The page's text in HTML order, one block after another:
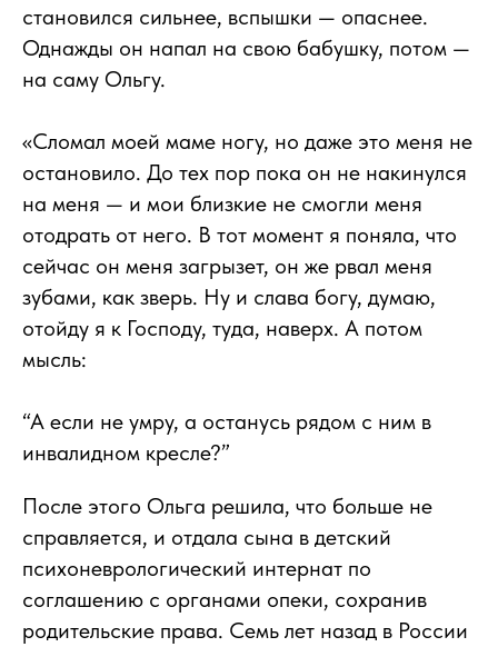
становился сильнее, вспышки — опаснее.
Однажды он напал на свою бабушку, потом —
на саму Ольгу.
«Сломал моей маме ногу, но даже это меня не
остановило. До тех пор пока он не накинулся
на меня — и мои близкие не смогли меня
отодрать от него. В тот момент я поняла, что
сейчас он меня загрызет, он же рвал меня
зубами, как зверь. Ну и слава богу, думаю,
отойду я к Господу, туда, наверх. А потом
мысль:
“А если не умру, а останусь рядом с ним в
инвалидном кресле?”
После этого Ольга решила, что больше не
справляется, и отдала сына в детский
психоневрологический интернат по
соглашению с органами опеки, сохранив
родительские права. Семь лет назад в России